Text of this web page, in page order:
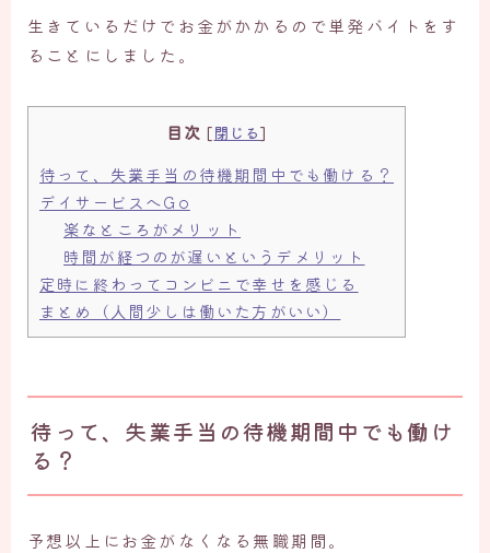
生きているだけでお金がかかるので単発バイトをす
ることにしました。
目次 [閉じる]
待って、失業手当の待機期間中でも働ける？
デイサービスへGo
楽なところがメリット
時間が経つのが遅いというデメリット
定時に終わってコンビニで幸せを感じる
まとめ（人間少しは働いた方がいい）
待って、失業手当の待機期間中でも働け
る？
予想以上にお金がなくなる無職期間。